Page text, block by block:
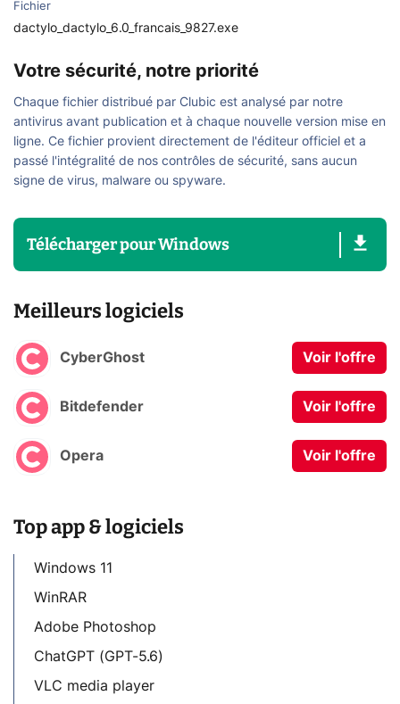
Fichier
dactylo_dactylo_6.0_francais_9827.exe
Votre sécurité, notre priorité
Chaque fichier distribué par Clubic est analysé par notre
antivirus avant publication et à chaque nouvelle version mise en
ligne. Ce fichier provient directement de l'éditeur officiel et a
passé l'intégralité de nos contrôles de sécurité, sans aucun
signe de virus, malware ou spyware.
TéléchargerpourWindows
Meilleurs logiciels
CyberGhost Voir l'offre
Bitdefender Voir l'offre
Opera Voir l'offre
Top app & logiciels
Windows 11
WinRAR
Adobe Photoshop
ChatGPT (GPT-5.6)
VLC media player